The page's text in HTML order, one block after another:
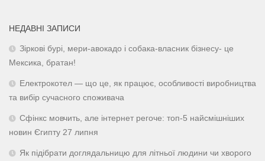
НЕДАВНІ ЗАПИСИ
Зіркові бурі, мери-авокадо і собака-власник бізнесу- це
Мексика, братан!
Електрокотел — що це, як працює, особливості виробництва
та вибір сучасного споживача
Сфінкс мовчить, але інтернет регоче: топ-5 найсмішніших
новин Єгипту 27 липня
Як підібрати доглядальницю для літньої людини чи хворого